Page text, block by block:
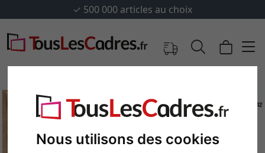
Nous utilisons des cookies
✓ 500 000 articles au choix